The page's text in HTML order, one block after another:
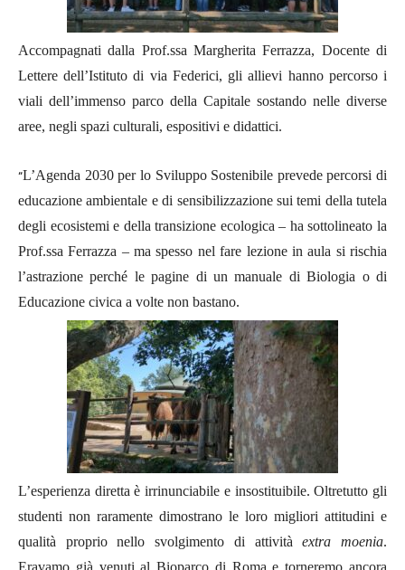
Accompagnati dalla Prof.ssa Margherita Ferrazza, Docente di
Lettere dell’Istituto di via Federici, gli allievi hanno percorso i
viali dell’immenso parco della Capitale sostando nelle diverse
aree, negli spazi culturali, espositivi e didattici.
“L’Agenda 2030 per lo Sviluppo Sostenibile prevede percorsi di
educazione ambientale e di sensibilizzazione sui temi della tutela
degli ecosistemi e della transizione ecologica – ha sottolineato la
Prof.ssa Ferrazza – ma spesso nel fare lezione in aula si rischia
l’astrazione perché le pagine di un manuale di Biologia o di
Educazione civica a volte non bastano.
L’esperienza diretta è irrinunciabile e insostituibile. Oltretutto gli
studenti non raramente dimostrano le loro migliori attitudini e
qualità proprio nello svolgimento di attivitàextra moenia.